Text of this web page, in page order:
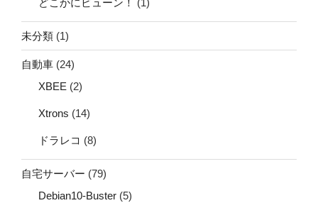
どこかにビューン！ (1)
未分類 (1)
自動車 (24)
XBEE (2)
Xtrons (14)
ドラレコ (8)
自宅サーバー (79)
Debian10-Buster (5)